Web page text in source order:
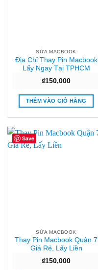
SỬA MACBOOK
Địa Chỉ Thay Pin Macbook
Lấy Ngay Tại TPHCM
₫150,000
THÊM VÀO GIỎ HÀNG
Save
SỬA MACBOOK
Thay Pin Macbook Quận 7
Giá Rẻ, Lấy Liền
₫150,000